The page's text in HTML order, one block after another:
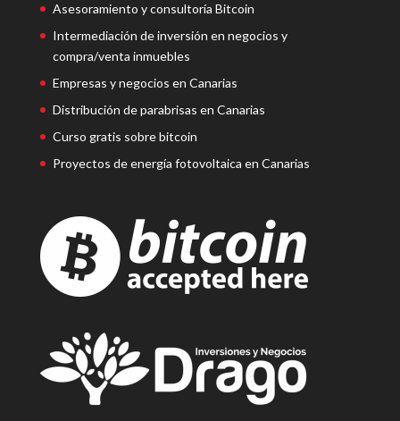
Asesoramiento y consultoría Bitcoin
Intermediación de inversión en negocios y
compra/venta inmuebles
Empresas y negocios en Canarias
Distribución de parabrisas en Canarias
Curso gratis sobre bitcoin
Proyectos de energía fotovoltaica en Canarias